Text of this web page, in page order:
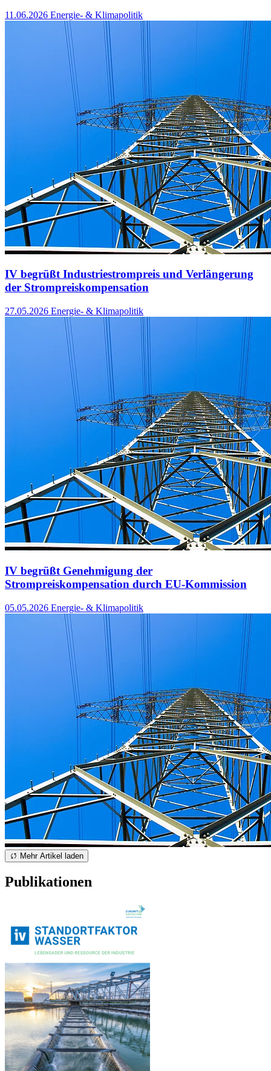
11.06.2026 Energie- & Klimapolitik
IV begrüßt Industriestrompreis und Verlängerung
der Strompreiskompensation
27.05.2026 Energie- & Klimapolitik
IV begrüßt Genehmigung der
Strompreiskompensation durch EU-Kommission
05.05.2026 Energie- & Klimapolitik
Mehr Artikel laden
Publikationen